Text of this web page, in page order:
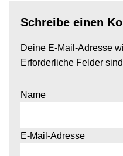
Schreibe einen
Deine E-Mail-Adresse
Erforderliche Felder
Name
E-Mail-Adresse